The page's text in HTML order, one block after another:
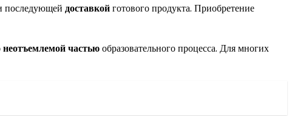
последующей доставкойготового продукта. Приобретение
неотъемлемой частьюобразовательного процесса. Для многих